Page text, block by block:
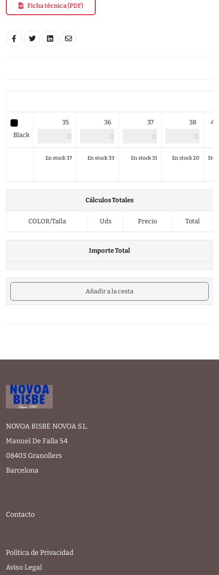
Ficha técnica (PDF)
Black
35 36 37 38
En stock 37 En stock 33 En stock 31 En stock 20
Cálculos Totales
COLOR/Talla Uds Precio Total
Importe Total
Añadir a la cesta
NOVOA BISBE NOVOA S.L.
Manuel De Falla 54
08403 Granollers
Barcelona
Contacto
Política de Privacidad
Aviso Legal